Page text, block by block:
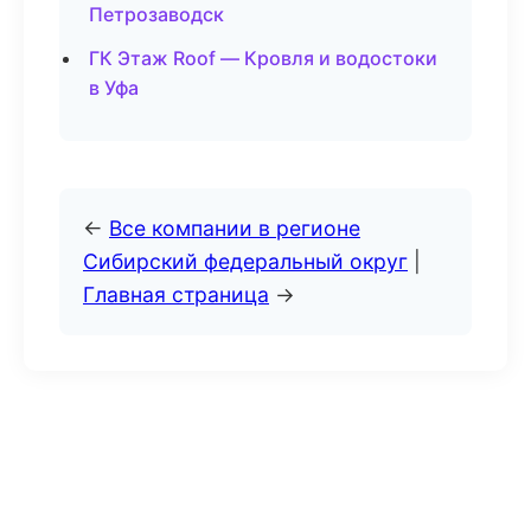
Петрозаводск
ГК Этаж Roof — Кровля и водостоки
в Уфа
← Все компании в регионе
Сибирский федеральный округ
Главная страница →